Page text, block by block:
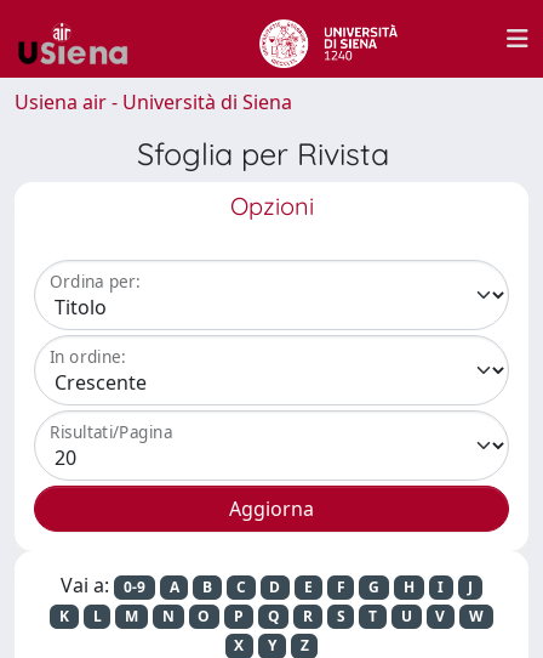
Usiena air - Università di Siena
Sfoglia per Rivista
Opzioni
Ordina per:
In ordine:
Risultati/Pagina
Vai a: 0-9 A B C D E F G H I
J
K
L M N O P Q R S T U V
W
X
Y Z